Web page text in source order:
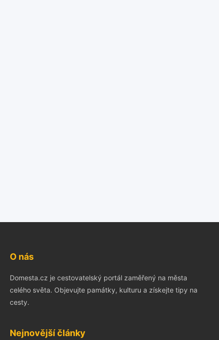
O nás
Domesta.cz je cestovatelský portál zaměřený na města
celého světa. Objevujte památky, kulturu a získejte tipy na
cesty.
Nejnovější články